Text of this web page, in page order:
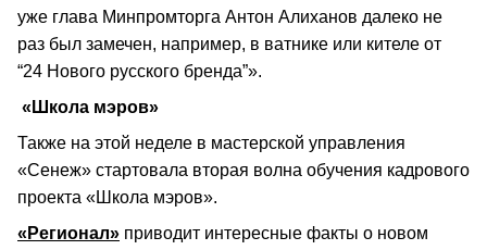
уже глава Минпромторга Антон Алиханов далеко не
раз был замечен, например, в ватнике или кителе от
“24 Нового русского бренда”».
«Школа мэров»
Также на этой неделе в мастерской управления
«Сенеж» стартовала вторая волна обучения кадрового
проекта «Школа мэров».
«Регионал» приводит интересные факты о новом